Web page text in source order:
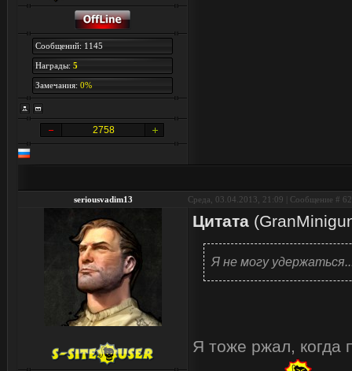
Сообщений: 1145
Награды: 5
Замечания: 0%
2758
seriousvadim13 Среда, 03.04.2013, 21:09 | Сообщение # 62
Цитата (
Я не могу
Я тоже ржал, когда